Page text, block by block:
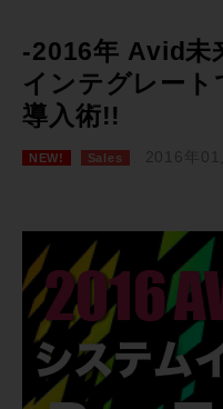
-2016年 Avid未
インテグレー
導入術!!
NEW! Sales 2016年01